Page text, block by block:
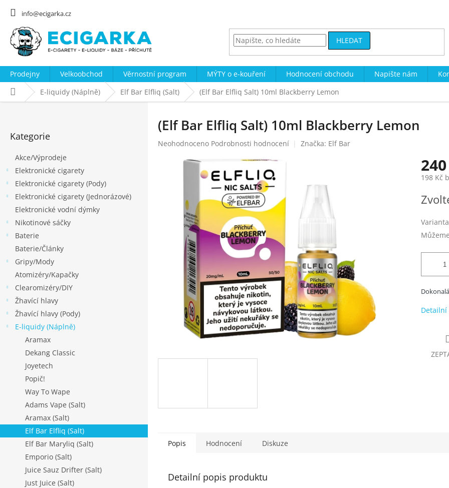
info@ecigarka.cz
HLEDAT
Prodejny Velkoobchod Věrnostní program MÝTY o e-kouření Hodnocení obchodu Napište nám
Domů E-liquidy (Náplně) Elf Bar Elfliq (Salt) (Elf Bar Elfliq Salt) 10ml Blackberry Lemon
kategorie
Kategorie
Akce/Výprodeje
Elektronické cigarety
Elektronické cigarety (Pody)
Elektronické cigarety (Jednorázové)
Elektronické vodní dýmky
Nikotinové sáčky
Baterie
Baterie/Články
Gripy/Mody
Atomizéry/Kapačky
Clearomizéry/DIY
Žhavící hlavy
Žhavící hlavy (Pody)
E-liquidy (Náplně)
Aramax
Dekang Classic
Joyetech
Popič!
Way To Wape
Adams Vape (Salt)
Aramax (Salt)
Elf Bar Elfliq (Salt)
Elf Bar Maryliq (Salt)
Emporio (Salt)
Juice Sauz Drifter (Salt)
Just Juice (Salt)
(Elf Bar Elfliq Salt) 10ml Blackberry Lemon
Průměrné
produktu
hvězdiček.
Neohodnoceno Podrobnosti hodnocení Značka: Elf Bar
198 Kč
cena:
Varianta
Popis Hodnocení Diskuze
Detailní popis produktu